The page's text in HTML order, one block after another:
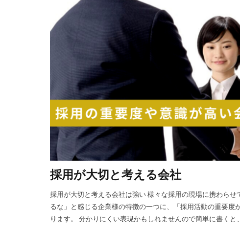
採用が大切と考える会社
採用が大切と考える会社は強い 様々な採用の現場に携わら
るな」と感じる企業様の特徴の一つに、「採用活動の重要
ります。 分かりにくい表現かもしれませんので簡単に書く